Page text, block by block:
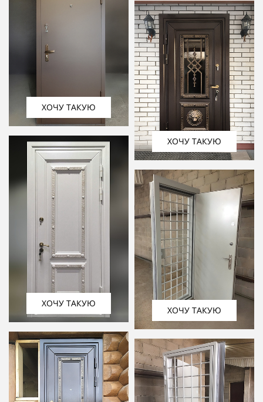
ХОЧУ ТАКУЮ
ХОЧУ ТАКУЮ
ХОЧУ ТАКУЮ
ХОЧУ ТАКУЮ